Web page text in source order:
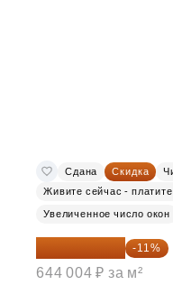
Сдана Скидка
Живите сейчас -
Увеличенное число окон
38 447 039 ₽ -11%
644 004 ₽ за м²